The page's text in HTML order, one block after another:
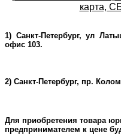
карта,
1) Санкт-Петербург, ул
офис 103.
2) Санкт-Петербург, пр.
Для приобретения товара
предпринимателем к цене